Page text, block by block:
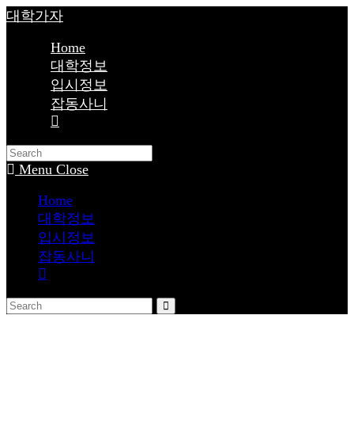
Skip
대학가자
Home
대학정보
입시정보
잡동사니
Toggle
Menu Close
Home
대학정보
입시정보
잡동사니
Toggle
search